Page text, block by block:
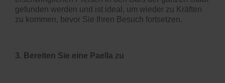
gefunden werden und ist ideal, um wieder zu Kräften
zu kommen, bevor Sie
Ihren Besuch fortsetzen.
3. Bereiten Sie eine Paella zu